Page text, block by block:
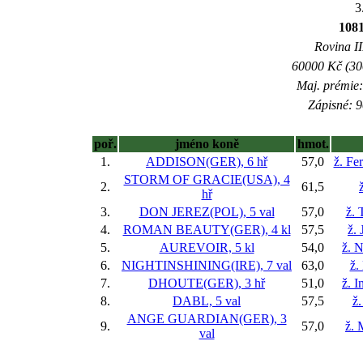
Rovina
60000 Kč
Maj.
Zápisné:
poř. jméno koně
hmot.
1.
ADDISON(GER), 6 hř 57,0
ž.
2.
STORM OF GRACIE(USA), 4
hř
61,5
3.
DON JEREZ(POL), 5 val 57,0
ž.
4.
ROMAN BEAUTY(GER), 4 kl 57,5
ž.
5.
AUREVOIR, 5 kl 54,0
ž.
6.
NIGHTINSHINING(IRE), 7 val 63,0
ž.
7.
DHOUTE(GER), 3 hř 51,0
ž.
8.
DABL, 5 val 57,5
9.
ANGE GUARDIAN(GER), 3
val
57,0
ž.